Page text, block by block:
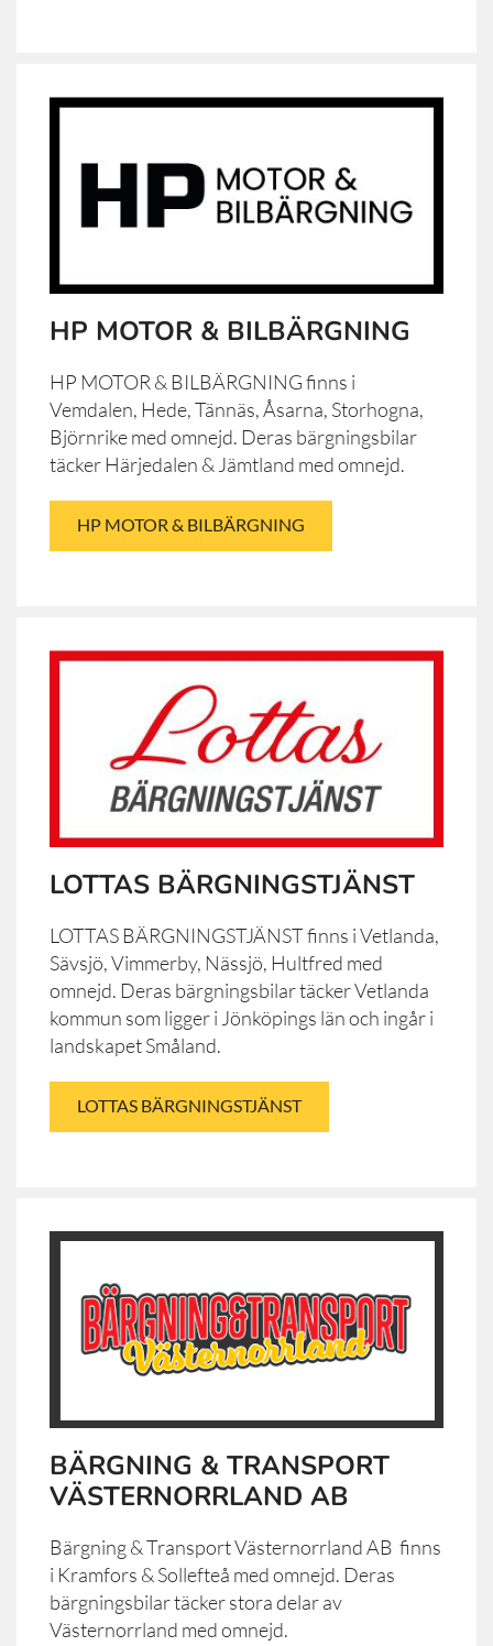
HP MOTOR & BILBÄRGNING
HP MOTOR & BILBÄRGNING finns i
Vemdalen, Hede, Tännäs, Åsarna, Storhogna,
Björnrike med omnejd. Deras bärgningsbilar
täcker Härjedalen & Jämtland med omnejd.
HP MOTOR & BILBÄRGNING
LOTTAS BÄRGNINGSTJÄNST
LOTTAS BÄRGNINGSTJÄNST finns i Vetlanda,
Sävsjö, Vimmerby, Nässjö, Hultfred med
omnejd. Deras bärgningsbilar täcker Vetlanda
kommun som ligger i Jönköpings län och ingår i
landskapet Småland.
LOTTAS BÄRGNINGSTJÄNST
BÄRGNING & TRANSPORT
VÄSTERNORRLAND AB
Bärgning & Transport Västernorrland AB finns
i Kramfors & Sollefteå med omnejd. Deras
bärgningsbilar täcker stora delar av
Västernorrland med omnejd.